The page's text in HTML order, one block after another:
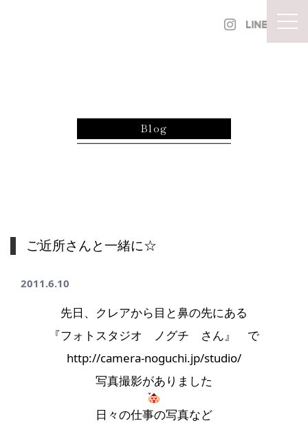
Blog
ご近所さんと一緒に☆
2011.6.10
先日、クレアから目と鼻の先にある
『フォトスタジオ ノグチ さん』 で
http://camera-noguchi.jp/studio/
写真撮影がありました
日々の仕事の写真など